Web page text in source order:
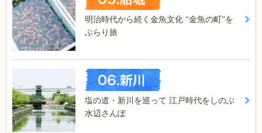
明治時代から続く金魚文化 “金魚の町”を
ぶらり旅
塩の道・新川を巡って 江戸時代をしのぶ
水辺さんぽ